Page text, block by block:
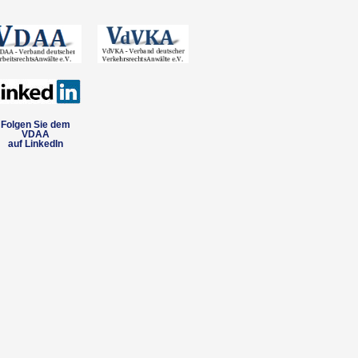
Folgen Sie dem
VDAA
auf LinkedIn